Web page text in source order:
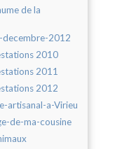
de la
decembre-2012
2010
2011
2012
artisanal-a-Virieu
de-ma-cousine